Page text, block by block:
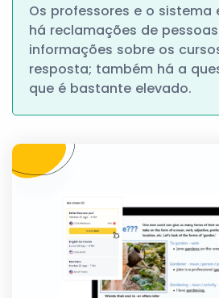
Os professores e o sistema
há reclamações de
informações sobre os
resposta; também há a
que é bastante elevado.